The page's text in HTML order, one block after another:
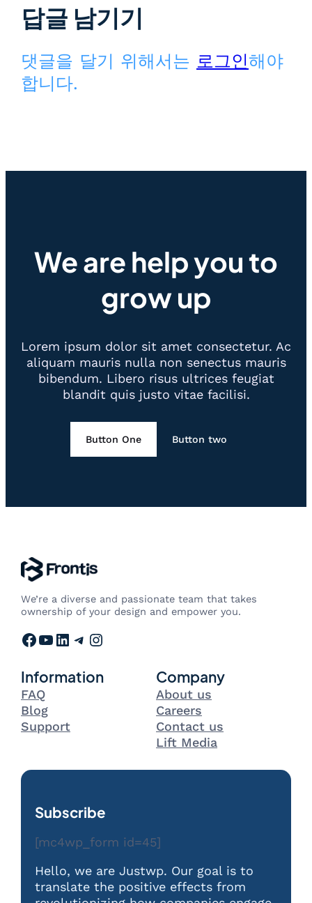
답글 남기기
댓글을 달기 위해서는 로그인해야
합니다.
We are help you to
grow up
Lorem ipsum dolor sit amet consectetur. Ac
aliquam mauris nulla non senectus mauris
bibendum. Libero risus ultrices feugiat
blandit quis justo vitae facilisi.
Button One Button two
We’re a diverse and passionate team that takes
ownership of your design and empower you.
Facebook YouTube LinkedIn Telegram Instagram
Information
FAQ
Blog
Support
Company
About us
Careers
Contact us
Lift Media
Subscribe
[mc4wp_form id=45]
Hello, we are Justwp. Our goal is to
translate the positive effects from